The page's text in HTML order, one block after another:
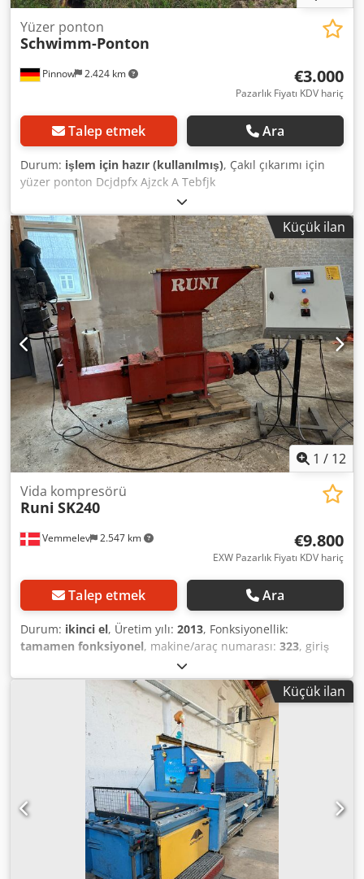
Pinnow 2.424 km
Yüzer ponton
Schwimm-Ponton
€3.000
Pazarlık Fiyatı KDV hariç
Talep etmek Ara
Durum: işlem için hazır (kullanılmış), Çakıl çıkarımı için
yüzer ponton Dcjdpfx Ajzck A Tebfjk
Küçük ilan
1 / 12
Vemmelev 2.547 km
Vida kompresörü
Runi SK240
€9.800
EXW Pazarlık Fiyatı KDV hariç
Talep etmek Ara
Durum: ikinci el, Üretim yılı: 2013, Fonksiyonellik:
tamamen fonksiyonel, makine/araç numarası: 323, giriş
400 V
İkinci el, ancak tamamen işlevsel olan Runi SK240 vida tipi
sıkıştırma makinesi. Plastik malzemelerin sıkıştırılması ve
neminin alınması için kullanılmıştır. 2024'te yeni bir
kontrol paneli takılmıştır. Çalışma saati < 1000'dir, çünkü
SK370 satın alınmadan önce Ar-Ge testlerinde
kullanılmıştır. Vidanın dış yüzeyinde aşınma nedeniyle
sertleştirilmiş yüzeyin yeniden kaynaklanması
gerekmektedir. Bu, normal bakımın bir parçasıdır. Motor,
yataklar ve dişli kutusu sorunsuz çalışmaktadır. Çalışırken
görülebilir. Dodpfxozmp Izj Abfock
Küçük ilan